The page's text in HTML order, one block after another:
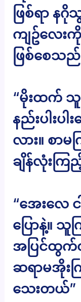
ဖြစ်ရာ န
ကျဥ်လေး
ဖြစ်စေသည်
“မိုးထက် သူ
နည်းပါးပ
လား။ စာ
ချိန်လုံးက
“အေးလေ
ပြောနဲ့။
အပြင်ထွက်
ဆရာမအိုး
သေးတယ်”